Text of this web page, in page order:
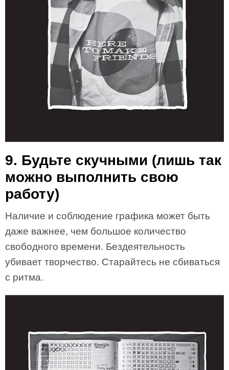
9. Будьте скучными (лишь так
можно выполнить свою
работу)
Наличие и соблюдение графика может быть
даже важнее, чем большое количество
свободного времени. Бездеятельность
убивает творчество. Старайтесь не сбиваться
с ритма.